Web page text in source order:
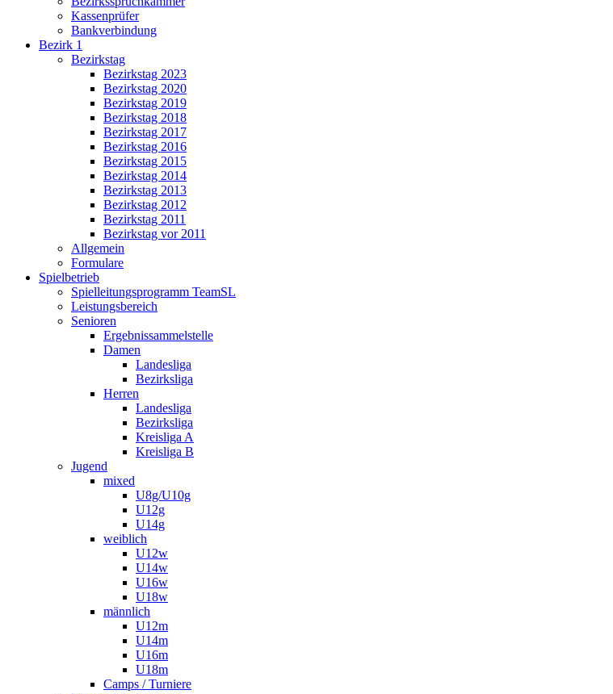
Kassenprüfer
Bankverbindung
Bezirk 1
Bezirkstag
Bezirkstag 2023
Bezirkstag 2020
Bezirkstag 2019
Bezirkstag 2018
Bezirkstag 2017
Bezirkstag 2016
Bezirkstag 2015
Bezirkstag 2014
Bezirkstag 2013
Bezirkstag 2012
Bezirkstag 2011
Bezirkstag vor 2011
Allgemein
Formulare
Spielbetrieb
Spielleitungsprogramm TeamSL
Leistungsbereich
Senioren
Ergebnissammelstelle
Damen
Landesliga
Bezirksliga
Herren
Landesliga
Bezirksliga
Kreisliga A
Kreisliga B
Jugend
mixed
U8g/U10g
U12g
U14g
weiblich
U12w
U14w
U16w
U18w
männlich
U12m
U14m
U16m
U18m
Camps / Turniere